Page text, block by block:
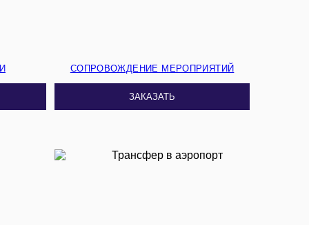
СОПРОВОЖДЕНИЕ МЕРОПРИЯТИЙ
ЗАКАЗАТЬ